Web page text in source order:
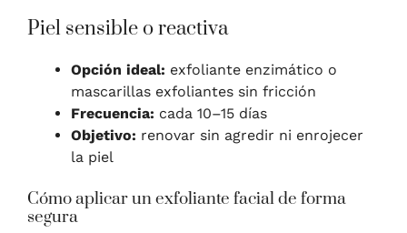
Piel sensible o reactiva
Opción ideal: exfoliante enzimático o
mascarillas exfoliantes sin fricción
Frecuencia: cada 10–15 días
Objetivo: renovar sin agredir ni enrojecer
la piel
Cómo aplicar un exfoliante facial de forma
segura